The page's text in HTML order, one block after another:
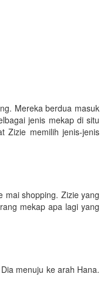
Mereka berdua masuk
jenis mekap di situ
Zizie memilih jenis-jenis
mai shopping. Zizie yang
mekap apa lagi yang
menuju ke arah Hana.